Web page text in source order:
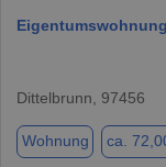
Dittelbrunn, 97456
Wohnung ca.